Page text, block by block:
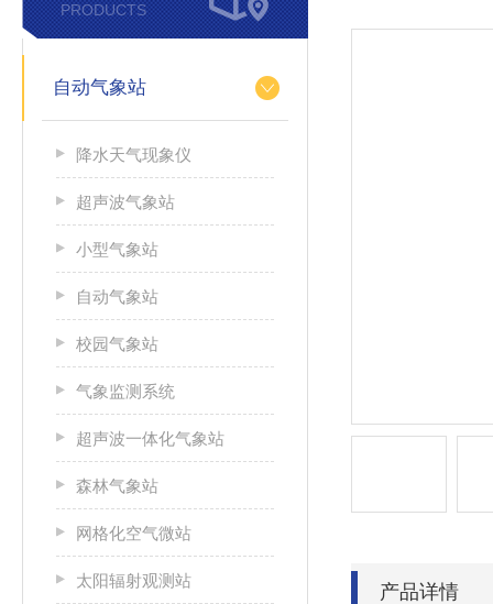
PRODUCTS
自动气象站
降水天气现象仪
超声波气象站
小型气象站
自动气象站
校园气象站
气象监测系统
超声波一体化气象站
森林气象站
网格化空气微站
太阳辐射观测站
产品详情